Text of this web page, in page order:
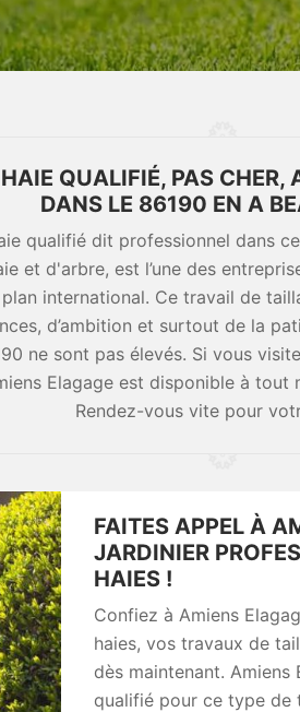
QUALIFIÉ, PAS CHER,
DANS LE 86190 EN A
qualifié dit professionnel dans
et d'arbre, est l’une des
international. Ce travail de
d’ambition et surtout de la
ne sont pas élevés. Si vous
Elagage est disponible à tout
Rendez-vous vite pour
FAITES APPEL À
JARDINIER
HAIES !
Confiez à Amiens
haies, vos travaux de
dès maintenant. Amiens
qualifié pour ce type de